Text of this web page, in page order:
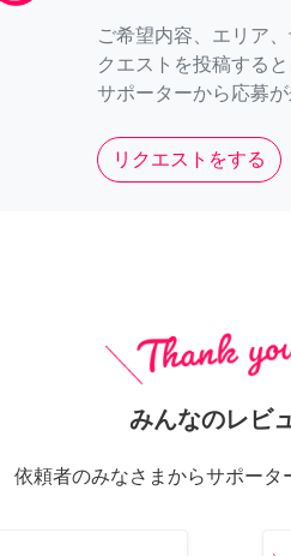
ご希望内容、エリア
クエストを投稿する
サポーターから応募が
リクエストをする
みんなのレビ
依頼者のみなさまからサポータ